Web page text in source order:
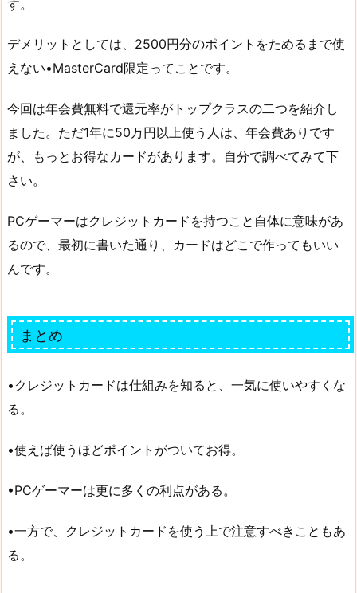
す。
デメリットとしては、2500円分のポイントをためるまで使
えない•MasterCard限定ってことです。
今回は年会費無料で還元率がトップクラスの二つを紹介し
ました。ただ1年に50万円以上使う人は、年会費ありです
が、もっとお得なカードがあります。自分で調べてみて下
さい。
PCゲーマーはクレジットカードを持つこと自体に意味があ
るので、最初に書いた通り、カードはどこで作ってもいい
んです。
まとめ
•クレジットカードは仕組みを知ると、一気に使いやすくな
る。
•使えば使うほどポイントがついてお得。
•PCゲーマーは更に多くの利点がある。
•一方で、クレジットカードを使う上で注意すべきこともあ
る。